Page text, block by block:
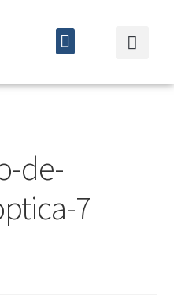
de-
7